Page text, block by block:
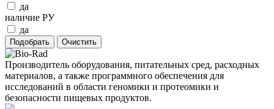
да
наличие РУ
да
Производитель оборудования, питательных сред, расходных
материалов, а также программного обеспечения для
исследований в области геномики и протеомики и
безопасности пищевых продуктов.